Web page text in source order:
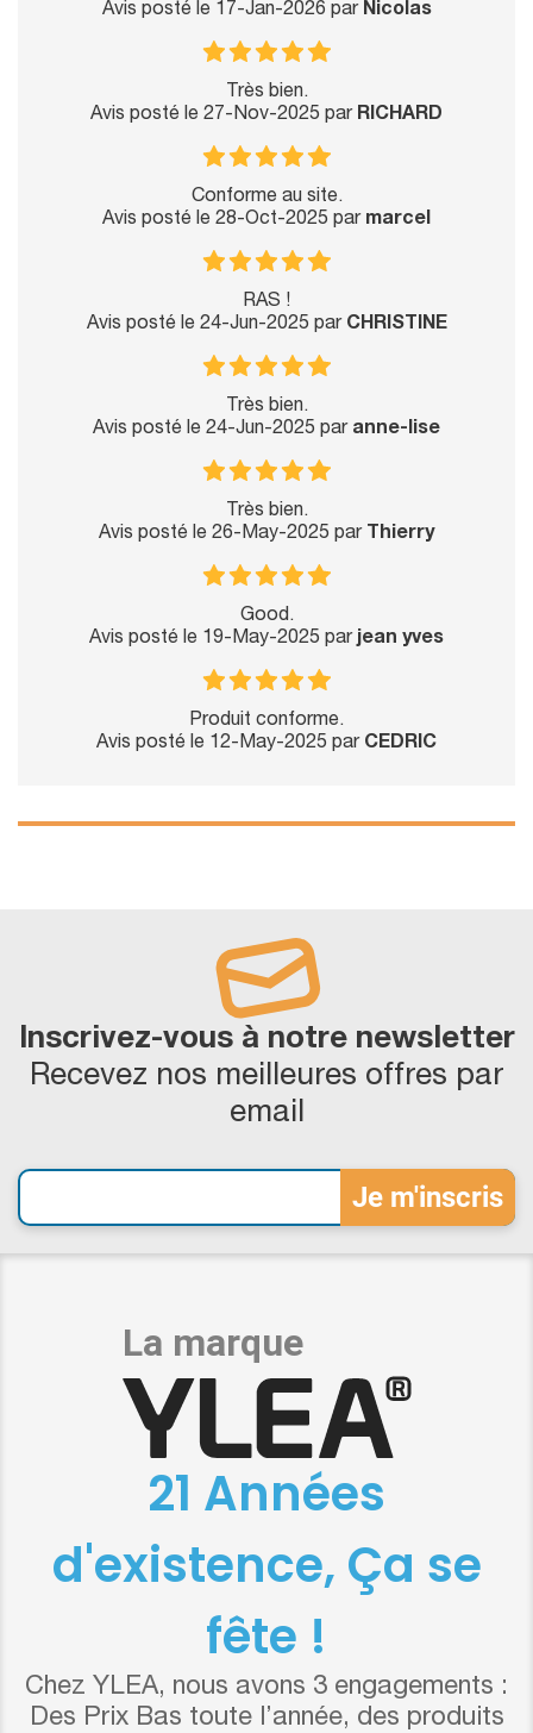
Avis posté le 17-Jan-2026 par Nicolas
Très bien.
Avis posté le 27-Nov-2025 par RICHARD
Conforme au site.
Avis posté le 28-Oct-2025 par marcel
RAS !
Avis posté le 24-Jun-2025 par CHRISTINE
Très bien.
Avis posté le 24-Jun-2025 par anne-lise
Très bien.
Avis posté le 26-May-2025 par Thierry
Good.
Avis posté le 19-May-2025 parjean yves
Produit conforme.
Avis posté le 12-May-2025 par CEDRIC
Inscrivez-vous à notre newsletter
Recevez nos meilleures offres par
email
21 Années
d'existence, Ça se
fête !
Chez YLEA, nous avons 3 engagements :
Des Prix Bas toute l’année, des produits